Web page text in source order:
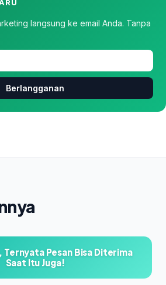
langsung ke email Anda. Tanpa
Berlangganan
Ternyata Pesan Bisa Diterima
Saat Itu Juga!